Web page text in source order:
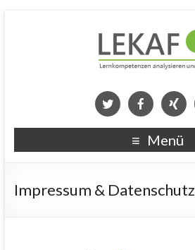
Menü
Impressum & Datenschutz